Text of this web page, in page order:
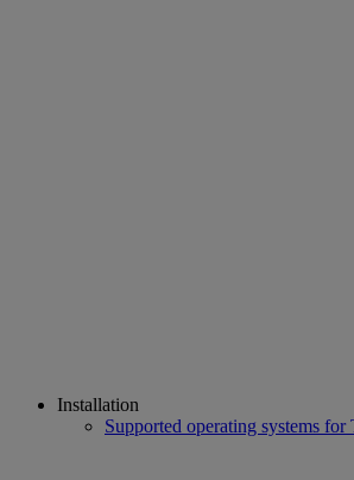
Installation
Supported operating systems